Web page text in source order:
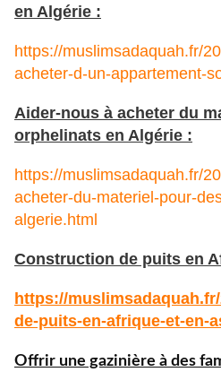
en Algérie :
https://muslimsadaquah.fr/
acheter-d-un-appartement-
Aider-nous à acheter du
orphelinats en Algérie :
https://muslimsadaquah.fr/
acheter-du-materiel-pour-
algerie.html
Construction de puits en
https://muslimsadaquah.fr/
de-puits-en-afrique-et-en-
Offrir une gazinière à des